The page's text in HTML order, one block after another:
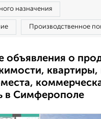
назначения
Производственное
объявления о
в Симферополе